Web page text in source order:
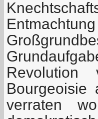
Bourgeoisie
verraten